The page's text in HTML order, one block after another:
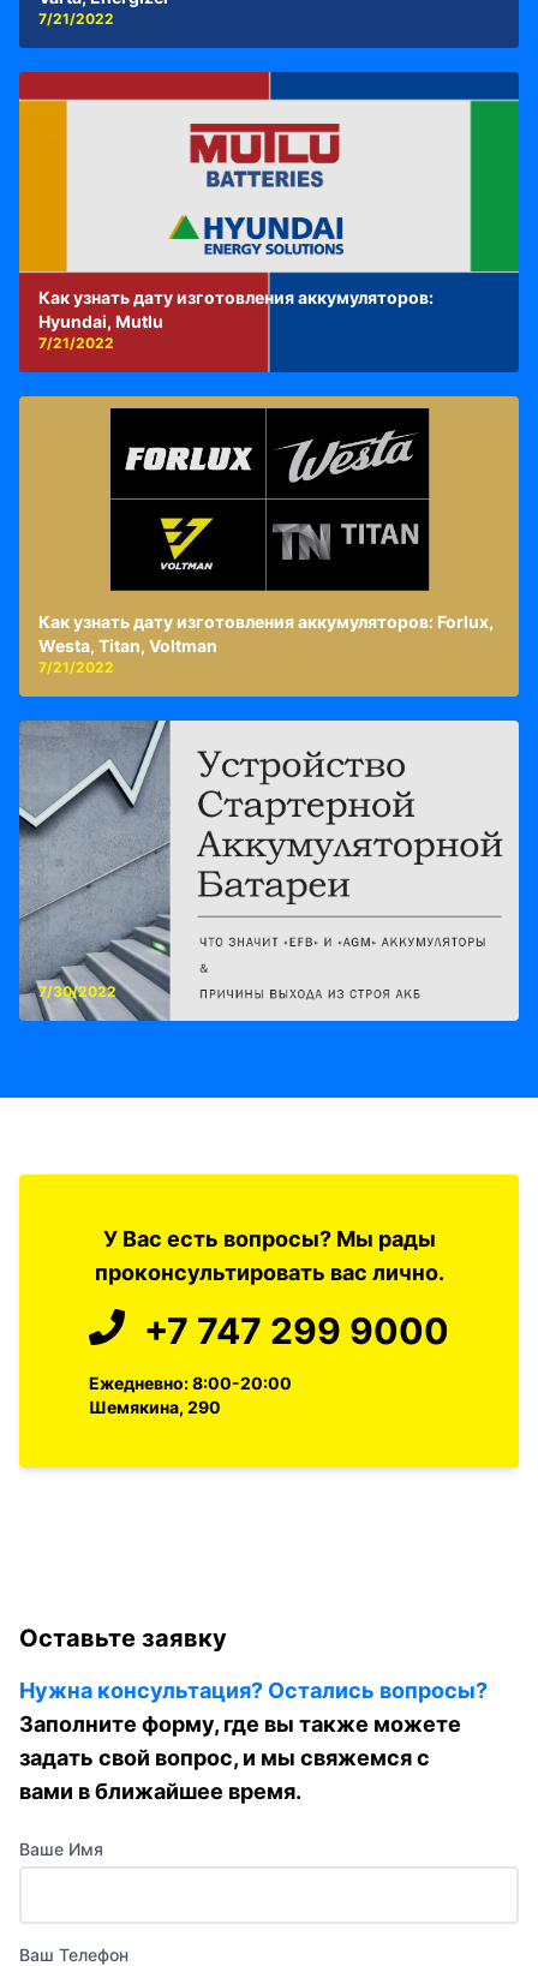
7/21/2022
Как узнать дату изготовления аккумуляторов:
Hyundai, Mutlu
7/21/2022
Как узнать дату изготовления аккумуляторов: Forlux,
Westa, Titan, Voltman
7/21/2022
7/30/2022
У Вас есть вопросы? Мы рады
проконсультировать вас лично.
+7 747 299 9000
Ежедневно: 8:00-20:00
Шемякина, 290
Оставьте заявку
Нужна консультация? Остались вопросы?
Заполните форму, где вы также можете
задать свой вопрос, и мы свяжемся с
вами в ближайшее время.
Ваше Имя
Ваш Телефон